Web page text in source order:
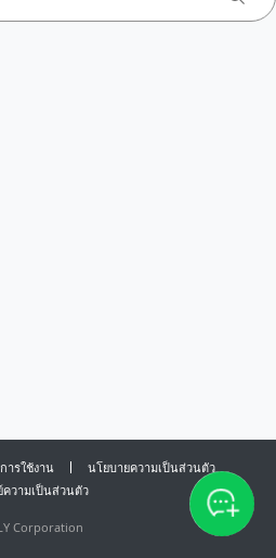
ารใช้งาน
นโยบายความเป็นส่วนตัว
วามเป็นส่วนตัว
Corporation